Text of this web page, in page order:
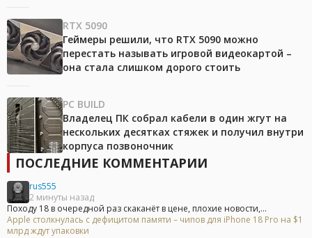
RTX 5090
Геймеры решили, что RTX 5090 можно
перестать называть игровой видеокартой –
она стала слишком дорого стоить
PC BUILD
Владелец ПК собрал кабели в один жгут на
нескольких десятках стяжек и получил внутри
корпуса позвоночник
ПОСЛЕДНИЕ КОММЕНТАРИИ
rus555
2 минуты назад
Походу 18 в очередной раз скаканёт в цене, плохие новости,...
Apple столкнулась с дефицитом памяти – чипов для iPhone 18 Pro на $1
млрд ждут упаковки